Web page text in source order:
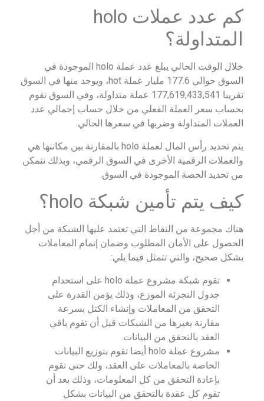
كم عدد عملات holo
المتداولة؟
خلال الوقت الحالي يبلغ عدد عملة holo الموجودة في
السوق حوالي 177.6 مليار عملة hot، ويوجد منها في السوق
تقريبا 177,619,433,541 عملة متداولة، وفي السوق نقوم
بحساب سعر العملة الفعلي من خلال حساب إجمالي عدد
العملات المتداولة وضربها في سعرها الحالي.
يتم تحديد رأس المال لعملة holo بالمقارنة بين مكانتها هي
والعملات الرقمية الأخرى في السوق الرقمي، وبذلك نتمكن
من تحديد الحصة الموجودة في السوق.
كيف يتم تأمين شبكة holo؟
هناك مجموعة من النقاط التي تعتمد عليها الشبكة من أجل
الحصول على الأمان المطلوب وضمان إتمام المعاملات
بشكل صحيح، والتي تتمثل فيما يلي:
تقوم شبكة مشروع عملة holo على استخدام
جدول التجزئة الموزع، وذلك يؤمن القدرة على
التحقق من المعاملات وإنشاء الكتل بسرعة
مقارنة بغيرها من الشبكات قبل أن تقوم باقي
العقد بالتحقق من البيانات.
مشروع عملة holo أيضا تقوم بتوزيع البيانات
الخاصة بالمعاملات على العقد، ولك حتى تقوم
بإعادة التحقق من كل المعلومات، وذلك بعد أن
تقوم كل عقدة بالتحقق من البيانات بشكل